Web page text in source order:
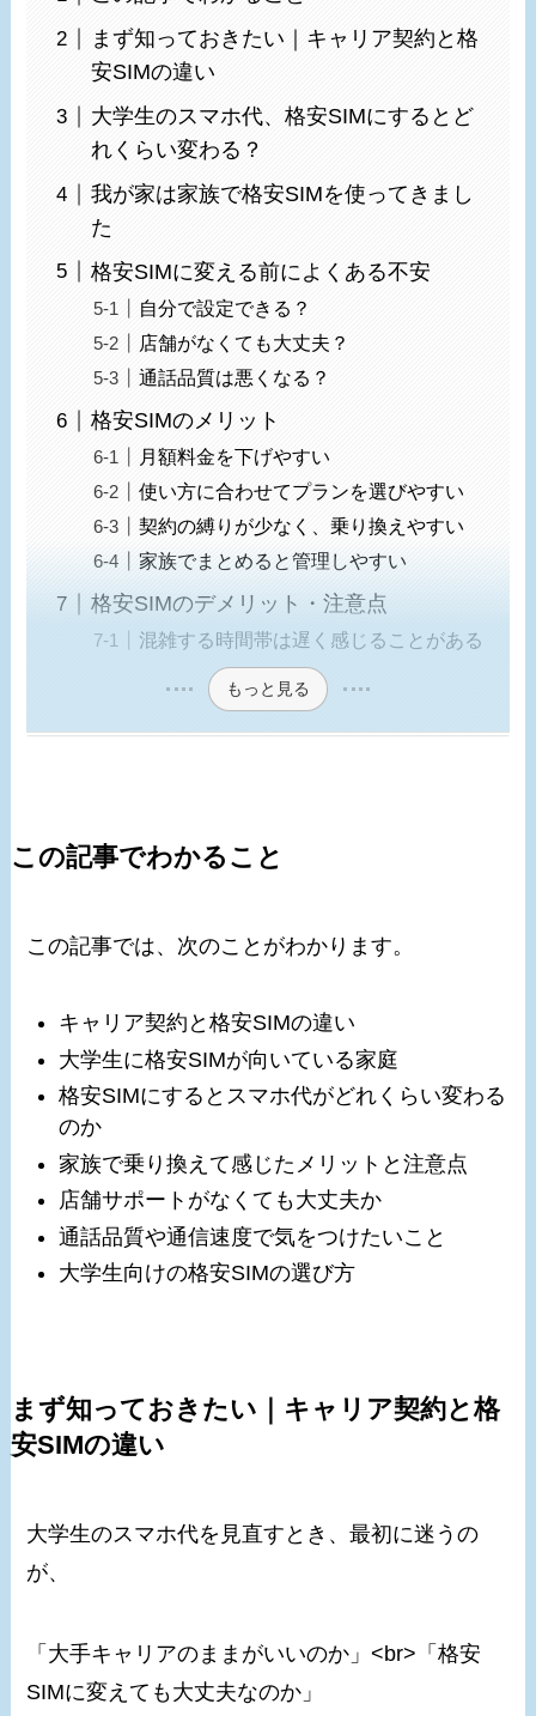
まず知っておきたい｜キャリア契約と格
安SIMの違い
大学生のスマホ代、格安SIMにするとど
れくらい変わる？
我が家は家族で格安SIMを使ってきまし
た
格安SIMに変える前によくある不安
自分で設定できる？
店舗がなくても大丈夫？
通話品質は悪くなる？
格安SIMのメリット
月額料金を下げやすい
使い方に合わせてプランを選びやすい
契約の縛りが少なく、乗り換えやすい
家族でまとめると管理しやすい
格安SIMのデメリット・注意点
混雑する時間帯は遅く感じることがある
もっと見る
この記事でわかること
この記事では、次のことがわかります。
キャリア契約と格安SIMの違い
大学生に格安SIMが向いている家庭
格安SIMにするとスマホ代がどれくらい変わる
のか
家族で乗り換えて感じたメリットと注意点
店舗サポートがなくても大丈夫か
通話品質や通信速度で気をつけたいこと
大学生向けの格安SIMの選び方
まず知っておきたい｜キャリア契約と格
安SIMの違い
大学生のスマホ代を見直すとき、最初に迷うの
が、
「大手キャリアのままがいいのか」<br>「格安
SIMに変えても大丈夫なのか」